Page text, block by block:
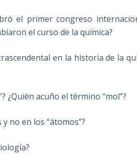
primer congreso
el curso de la química?
en la historia de la
acuño el término “mol”?
no en los “átomos”?